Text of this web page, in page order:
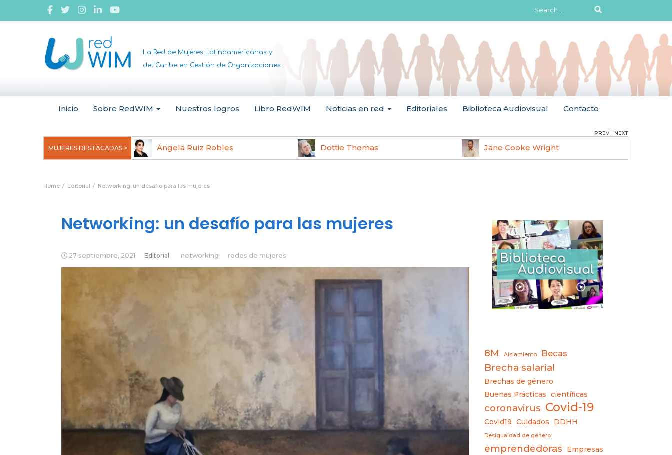
Search
for:
La Red de Mujeres Latinoamericanas y
del Caribe en Gestión de Organizaciones
Inicio Sobre RedWIM Nuestros logros Libro RedWIM Noticias en red Editoriales Biblioteca Audiovisual Contacto
MUJERES DESTACADAS >
Uchegbu, pionera en
Ángela Ruiz Robles Dottie Thomas Jane Cooke Wright
PREV NEXT
Home Editorial Networking: un desafío para las mujeres
Networking: un desafío para las mujeres
27 septiembre, 2021 Editorial networking redes de mujeres
8M Aislamiento Becas
Brecha salarial
Brechas de género
Buenas Prácticas
científicas
coronavirus Covid-19
Covid19 Cuidados DDHH
Desigualdad de género
emprendedoras
Empresas